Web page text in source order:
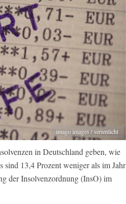
imago images / serienlicht
in Deutschland geben, wie
sind 13,4 Prozent weniger als im Jahr
der Insolvenzordnung (InsO) im